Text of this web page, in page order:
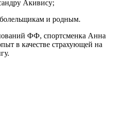
Акивису;
и родным.
ФФ, спортсменка Анна
в качестве страхующей на